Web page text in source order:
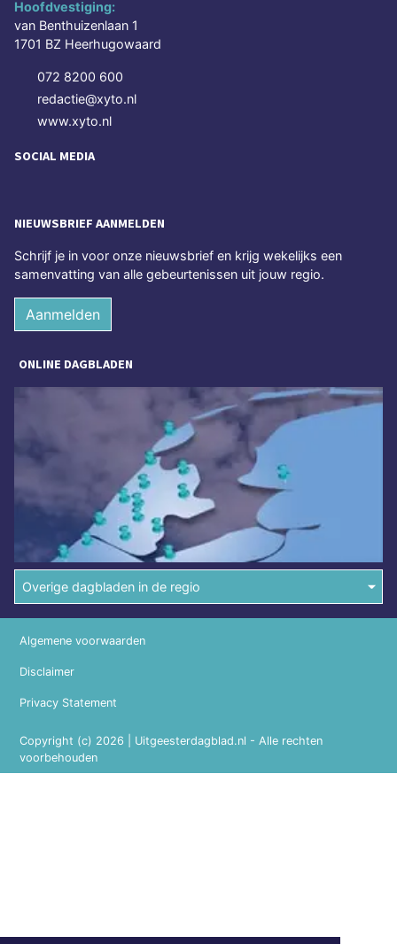
Hoofdvestiging:
van Benthuizenlaan 1
1701 BZ Heerhugowaard
072 8200 600
redactie@xyto.nl
www.xyto.nl
SOCIAL MEDIA
NIEUWSBRIEF AANMELDEN
Schrijf je in voor onze nieuwsbrief en krijg wekelijks een
samenvatting van alle gebeurtenissen uit jouw regio.
Aanmelden
ONLINE DAGBLADEN
Overige dagbladen in de regio
Copyright (c) 2026 | Uitgeesterdagblad.nl - Alle rechten
voorbehouden
Algemene voorwaarden
Disclaimer
Privacy Statement